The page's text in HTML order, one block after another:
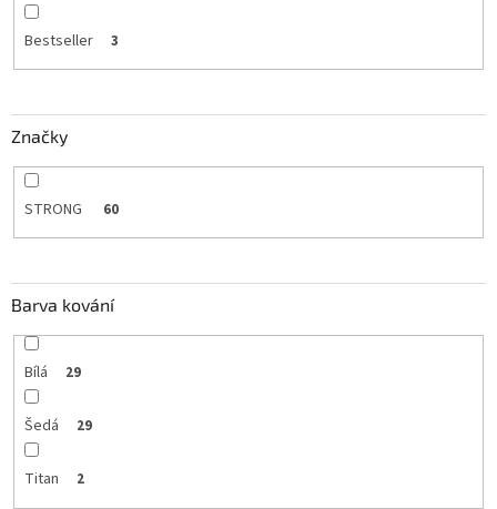
Bestseller 3
Značky
STRONG 60
Barva kování
Bílá 29
Šedá 29
Titan 2